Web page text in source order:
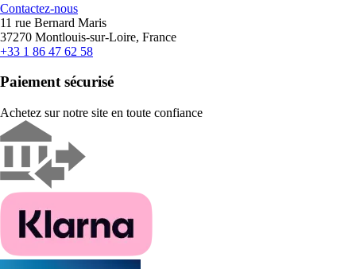
Contactez-nous
11 rue Bernard Maris
37270 Montlouis-sur-Loire, France
+33 1 86 47 62 58
Paiement sécurisé
Achetez sur notre site en toute confiance